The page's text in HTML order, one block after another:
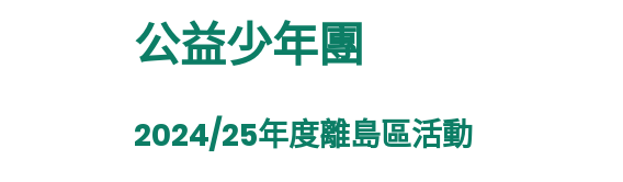
公益少年團
2024/25年度離島區活動